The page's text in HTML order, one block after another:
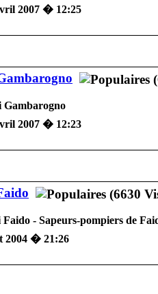
2007 � 12:25
Gambarogno
2007 � 12:23
- Sapeurs-pompiers de
2004 � 21:26